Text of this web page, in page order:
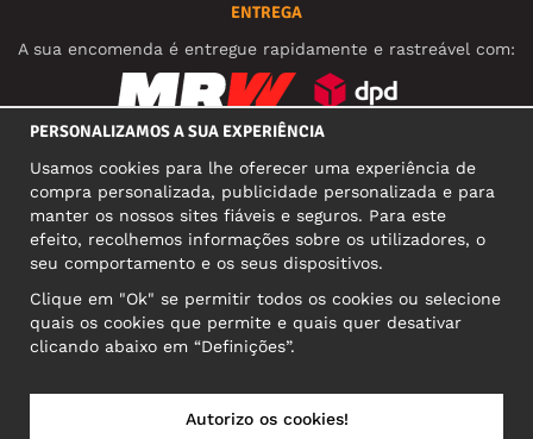
ENTREGA
A sua encomenda é entregue rapidamente e rastreável com:
MORADA COMERCIAL
Narva mnt 5, EE-10117 Tallinn
Reg: 12356245
PERSONALIZAMOS A SUA EXPERIÊNCIA
Usamos cookies para lhe oferecer uma experiência de
compra personalizada, publicidade personalizada e para
manter os nossos sites fiáveis e seguros. Para este
efeito, recolhemos informações sobre os utilizadores, o
seu comportamento e os seus dispositivos.
Clique em "Ok" se permitir todos os cookies ou selecione
quais os cookies que permite e quais quer desativar
clicando abaixo em “Definições”.
Autorizo os cookies!